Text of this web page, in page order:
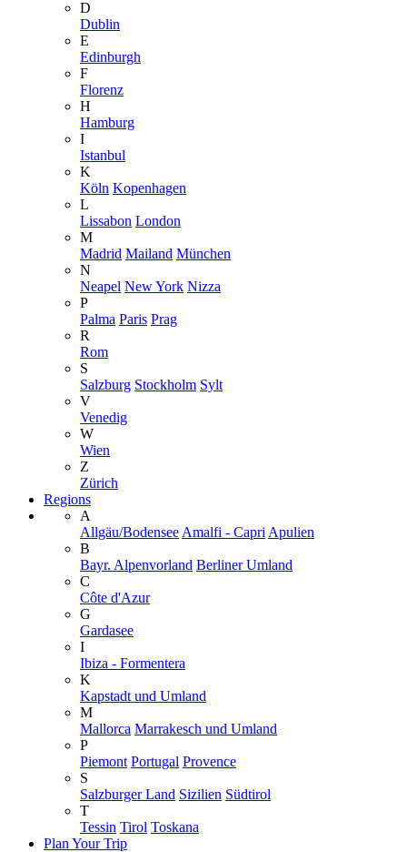
D
Dublin
E
Edinburgh
F
Florenz
H
Hamburg
I
Istanbul
K
Köln Kopenhagen
L
Lissabon London
M
Madrid Mailand München
N
Neapel New York Nizza
P
Palma Paris Prag
R
Rom
S
Salzburg Stockholm Sylt
V
Venedig
W
Wien
Z
Zürich
Regions
A
Allgäu/Bodensee Amalfi - Capri Apulien
B
Bayr. Alpenvorland Berliner Umland
C
Côte d'Azur
G
Gardasee
I
Ibiza - Formentera
K
Kapstadt und Umland
M
Mallorca Marrakesch und Umland
P
Piemont Portugal Provence
S
Salzburger Land Sizilien Südtirol
T
Tessin Tirol Toskana
Plan Your Trip